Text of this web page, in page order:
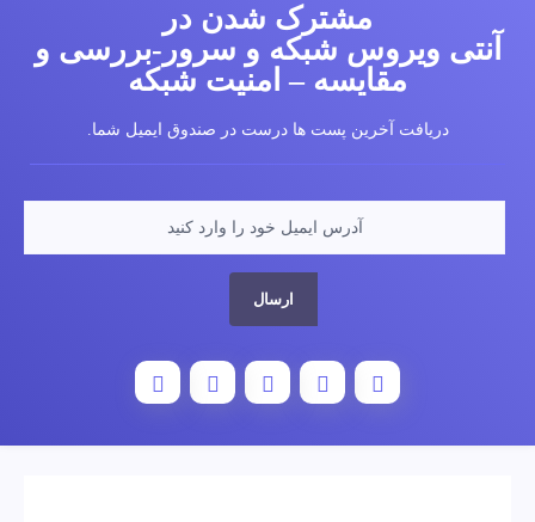
مشترک شدن در
مقایسه – امنیت شبکه
دریافت آخرین پست ها درست در صندوق ایمیل شما.
ارسال